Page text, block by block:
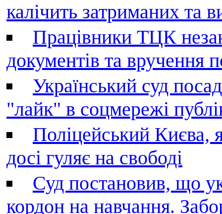
калічить затриманих та
Працівники ТЦК
документів та вручення
Український суд
"лайк" в соцмережі
Поліцейський Києва,
досі гуляє на свободі
Суд постановив, що
кордон на навчання.